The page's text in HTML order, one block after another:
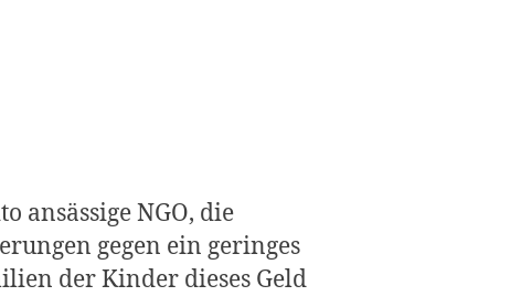
ansässige NGO, die
gegen ein geringes
der Kinder dieses Geld